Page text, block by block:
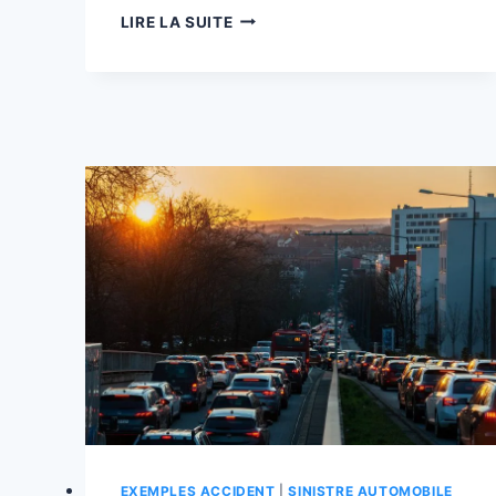
LIRE LA SUITECHANGEMENTS
ÉVITER
LES
ACCIDENTS
BELGIQUE
EXEMPLES ACCIDENT |SINISTRE AUTOMOBILE